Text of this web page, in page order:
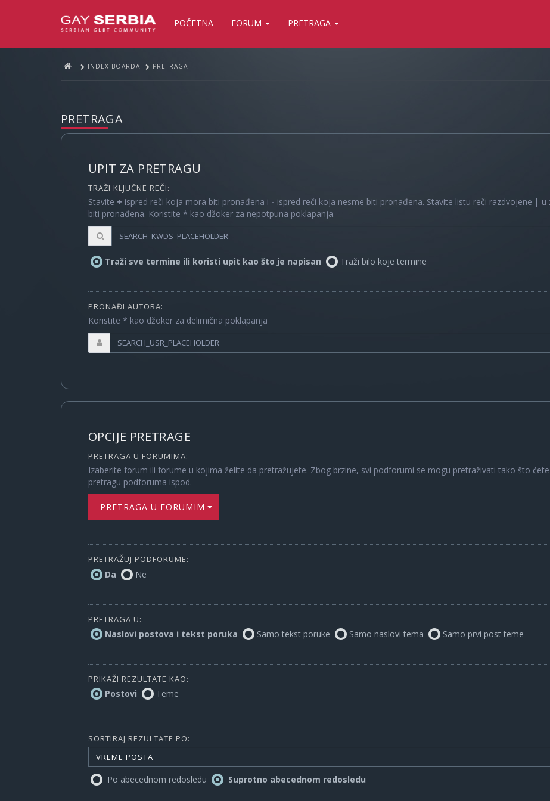
POČETNA FORUM PRETRAGA
INDEX BOARDA PRETRAGA
PRETRAGA
UPIT ZA PRETRAGU
TRAŽI KLJUČNE REČI:
Stavite + ispred reči koja mora biti pronađena i - ispred reči koja nesme biti pronađena. Stavite listu reči razdvojene | u
biti pronađena. Koristite * kao džoker za nepotpuna poklapanja.
Traži sve termine ili koristi upit kao što je napisan Traži bilo koje termine
PRONAĐI AUTORA:
Koristite * kao džoker za delimična poklapanja
OPCIJE PRETRAGE
PRETRAGA U FORUMIMA:
Izaberite forum ili forume u kojima želite da pretražujete. Zbog brzine, svi podforumi se mogu pretraživati tako što
pretragu podforuma ispod.
PRETRAGA U FORUMIMA
PRETRAŽUJ PODFORUME:
Da Ne
PRETRAGA U:
Naslovi postova i tekst poruka Samo tekst poruke Samo naslovi tema Samo prvi post teme
PRIKAŽI REZULTATE KAO:
Postovi Teme
SORTIRAJ REZULTATE PO:
VREME POSTA
Po abecednom redosledu Suprotno abecednom redosledu